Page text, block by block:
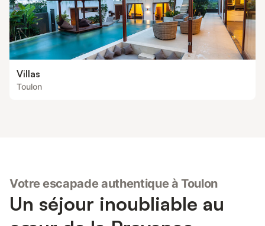
Villas
Toulon
Votre escapade authentique à Toulon
Un séjour inoubliable au